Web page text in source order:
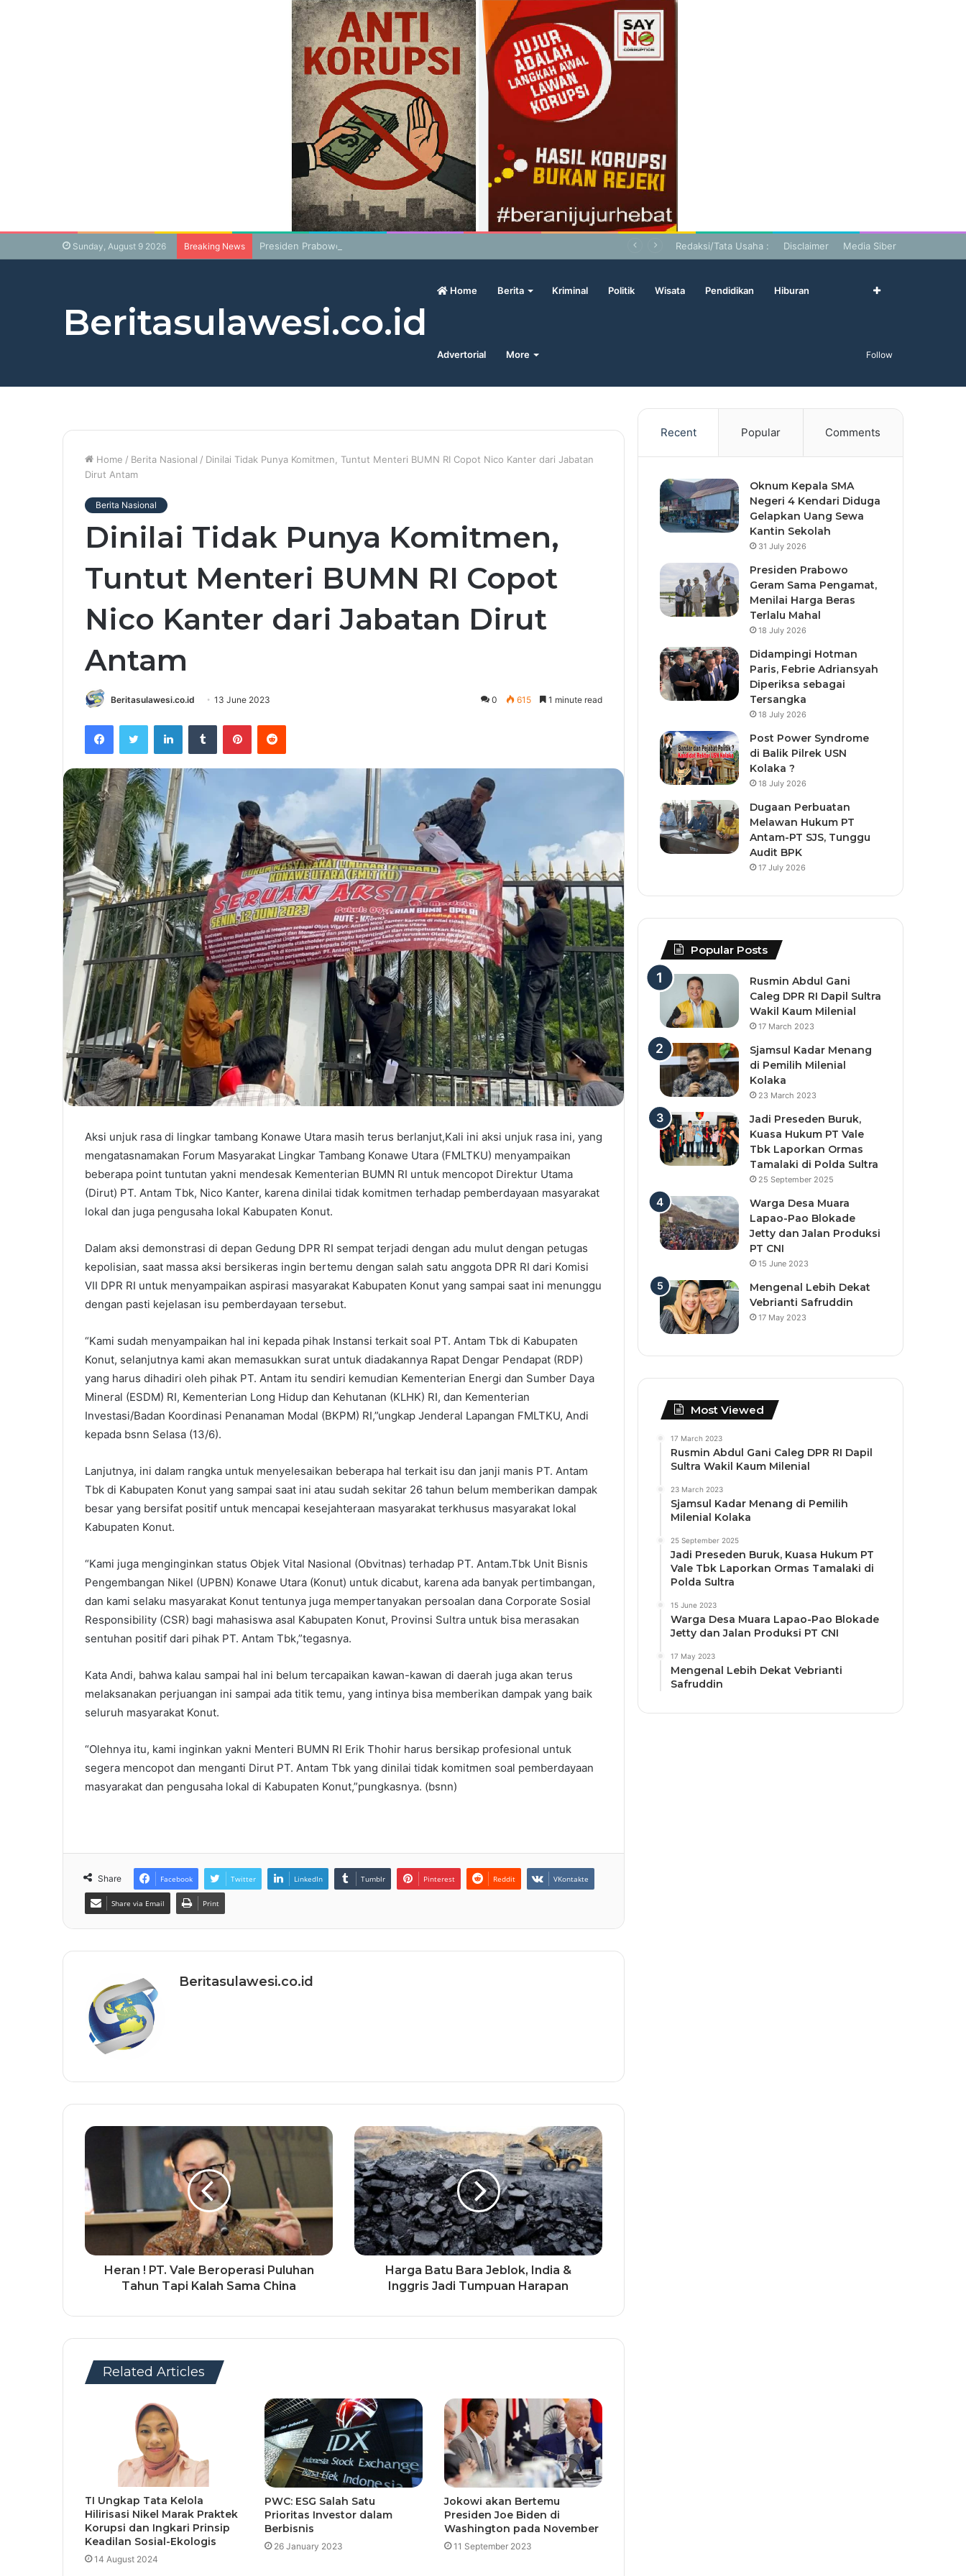
Sunday, August 9 2026 Breaking News Presiden Prabowo Geram Sama Pengamat, Menilai Harga Beras Terlalu Mahal Redaksi/Tata Usaha : Disclaimer Media Siber
Beritasulawesi.co.id
Home Berita Kriminal Politik Wisata Pendidikan Hiburan
Advertorial More Follow
Home / Berita Nasional / Dinilai Tidak Punya Komitmen, Tuntut Menteri BUMN RI Copot Nico Kanter dari Jabatan
Dirut Antam
Berita Nasional
Dinilai Tidak Punya Komitmen,
Tuntut Menteri BUMN RI Copot
Nico Kanter dari Jabatan Dirut
Antam
Beritasulawesi.co.id 13 June 2023 0 615 1 minute read
Aksi unjuk rasa di lingkar tambang Konawe Utara masih terus berlanjut,Kali ini aksi unjuk rasa ini, yang
mengatasnamakan Forum Masyarakat Lingkar Tambang Konawe Utara (FMLTKU) menyampaikan
beberapa point tuntutan yakni mendesak Kementerian BUMN RI untuk mencopot Direktur Utama
(Dirut) PT. Antam Tbk, Nico Kanter, karena dinilai tidak komitmen terhadap pemberdayaan masyarakat
lokal dan juga pengusaha lokal Kabupaten Konut.
Dalam aksi demonstrasi di depan Gedung DPR RI sempat terjadi dengan adu mulut dengan petugas
kepolisian, saat massa aksi bersikeras ingin bertemu dengan salah satu anggota DPR RI dari Komisi
VII DPR RI untuk menyampaikan aspirasi masyarakat Kabupaten Konut yang sampai saat ini menunggu
dengan pasti kejelasan isu pemberdayaan tersebut.
“Kami sudah menyampaikan hal ini kepada pihak Instansi terkait soal PT. Antam Tbk di Kabupaten
Konut, selanjutnya kami akan memasukkan surat untuk diadakannya Rapat Dengar Pendapat (RDP)
yang harus dihadiri oleh pihak PT. Antam itu sendiri kemudian Kementerian Energi dan Sumber Daya
Mineral (ESDM) RI, Kementerian Long Hidup dan Kehutanan (KLHK) RI, dan Kementerian
Investasi/Badan Koordinasi Penanaman Modal (BKPM) RI,”ungkap Jenderal Lapangan FMLTKU, Andi
kepada bsnn Selasa (13/6).
Lanjutnya, ini dalam rangka untuk menyelesaikan beberapa hal terkait isu dan janji manis PT. Antam
Tbk di Kabupaten Konut yang sampai saat ini atau sudah sekitar 26 tahun belum memberikan dampak
besar yang bersifat positif untuk mencapai kesejahteraan masyarakat terkhusus masyarakat lokal
Kabupaten Konut.
“Kami juga menginginkan status Objek Vital Nasional (Obvitnas) terhadap PT. Antam.Tbk Unit Bisnis
Pengembangan Nikel (UPBN) Konawe Utara (Konut) untuk dicabut, karena ada banyak pertimbangan,
dan kami selaku masyarakat Konut tentunya juga mempertanyakan persoalan dana Corporate Sosial
Responsibility (CSR) bagi mahasiswa asal Kabupaten Konut, Provinsi Sultra untuk bisa merasakan
sentuhan positif dari pihak PT. Antam Tbk,”tegasnya.
Kata Andi, bahwa kalau sampai hal ini belum tercapaikan kawan-kawan di daerah juga akan terus
melaksanakan perjuangan ini sampai ada titik temu, yang intinya bisa memberikan dampak yang baik
seluruh masyarakat Konut.
“Olehnya itu, kami inginkan yakni Menteri BUMN RI Erik Thohir harus bersikap profesional untuk
segera mencopot dan menganti Dirut PT. Antam Tbk yang dinilai tidak komitmen soal pemberdayaan
masyarakat dan pengusaha lokal di Kabupaten Konut,”pungkasnya. (bsnn)
Share Facebook Twitter LinkedIn Tumblr Pinterest Reddit VKontakte
Share via Email Print
Beritasulawesi.co.id
Heran ! PT. Vale Beroperasi Puluhan
Tahun Tapi Kalah Sama China
Harga Batu Bara Jeblok, India &
Inggris Jadi Tumpuan Harapan
Related Articles
TI Ungkap Tata Kelola
Hilirisasi Nikel Marak Praktek
Korupsi dan Ingkari Prinsip
Keadilan Sosial-Ekologis
14 August 2024
PWC: ESG Salah Satu
Prioritas Investor dalam
Berbisnis
26 January 2023
Jokowi akan Bertemu
Presiden Joe Biden di
Washington pada November
11 September 2023
Recent Popular Comments
Oknum Kepala SMA
Negeri 4 Kendari Diduga
Gelapkan Uang Sewa
Kantin Sekolah
31 July 2026
Presiden Prabowo
Geram Sama Pengamat,
Menilai Harga Beras
Terlalu Mahal
18 July 2026
Didampingi Hotman
Paris, Febrie Adriansyah
Diperiksa sebagai
Tersangka
18 July 2026
Post Power Syndrome
di Balik Pilrek USN
Kolaka ?
18 July 2026
Dugaan Perbuatan
Melawan Hukum PT
Antam-PT SJS, Tunggu
Audit BPK
17 July 2026
Popular Posts
Rusmin Abdul Gani
Caleg DPR RI Dapil Sultra
Wakil Kaum Milenial
17 March 2023
Sjamsul Kadar Menang
di Pemilih Milenial
Kolaka
23 March 2023
Jadi Preseden Buruk,
Kuasa Hukum PT Vale
Tbk Laporkan Ormas
Tamalaki di Polda Sultra
25 September 2025
Warga Desa Muara
Lapao-Pao Blokade
Jetty dan Jalan Produksi
PT CNI
15 June 2023
Mengenal Lebih Dekat
Vebrianti Safruddin
17 May 2023
Most Viewed
17 March 2023
Rusmin Abdul Gani Caleg DPR RI Dapil
Sultra Wakil Kaum Milenial
23 March 2023
Sjamsul Kadar Menang di Pemilih
Milenial Kolaka
25 September 2025
Jadi Preseden Buruk, Kuasa Hukum PT
Vale Tbk Laporkan Ormas Tamalaki di
Polda Sultra
15 June 2023
Warga Desa Muara Lapao-Pao Blokade
Jetty dan Jalan Produksi PT CNI
17 May 2023
Mengenal Lebih Dekat Vebrianti
Safruddin